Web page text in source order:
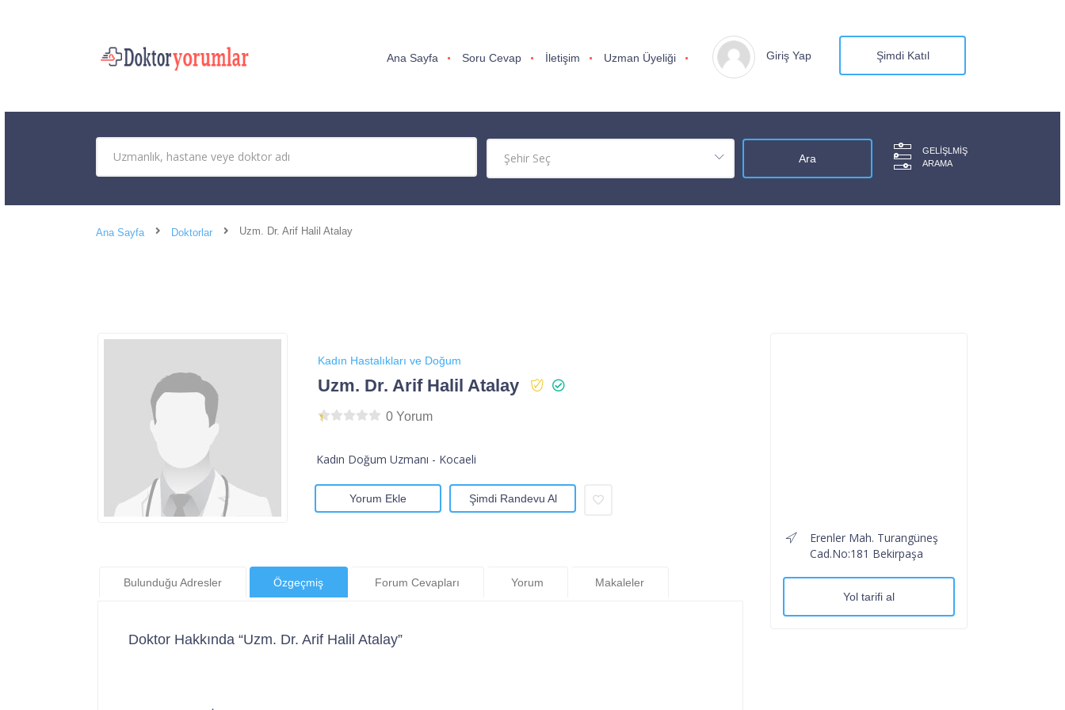
Ana Sayfa Soru Cevap İletişim Uzman Üyeliği Giriş Yap Şimdi Katıl
GELIŞLMIŞ
ARAMA
Ana Sayfa Doktorlar Uzm. Dr. Arif Halil Atalay
Kadın Hastalıkları ve Doğum
Uzm. Dr. Arif Halil Atalay
0 Yorum
Kadın Doğum Uzmanı - Kocaeli
Yorum Ekle Şimdi Randevu Al
Bulunduğu Adresler Özgeçmiş Forum Cevapları Yorum Makaleler
Doktor Hakkında “Uzm. Dr. Arif Halil Atalay”
Erenler Mah. Turangüneş
Cad.No:181 Bekirpaşa
Yol tarifi al